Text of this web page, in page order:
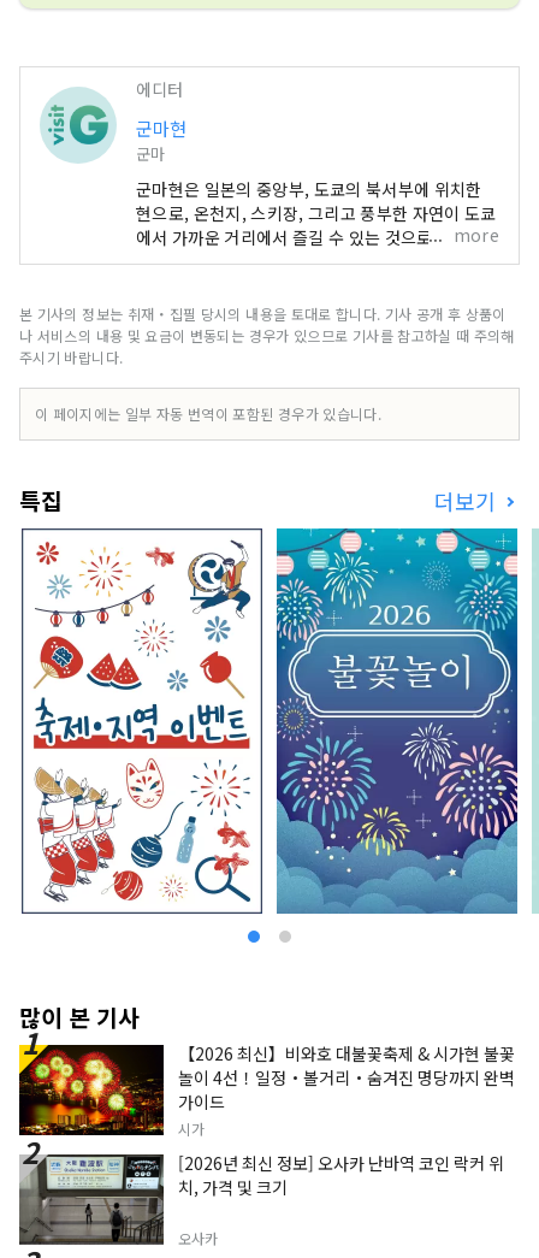
에디터
군마현
군마
군마현은 일본의 중앙부, 도쿄의 북서부에 위치한
현으로, 온천지, 스키장, 그리고 풍부한 자연이 도쿄
에서 가까운 거리에서 즐길 수 있는 것으로 알려져
있습니다. 에 둘러싸인 매력적인 온천지가 포인트
내고 싶은 분이나 아웃도어 액티비티를 즐기고 기분
전환을 하고 싶은 분에게 최적입니다. 합니다. 도쿄
길 수 있지만, 여러일 체류로 보다 군마의 매력에 잠
길 수 있습니다.
more
본 기사의 정보는 취재・집필 당시의 내용을 토대로 합니다. 기사 공개 후 상품이
나 서비스의 내용 및 요금이 변동되는 경우가 있으므로 기사를 참고하실 때 주의해
주시기 바랍니다.
이 페이지에는 일부 자동 번역이 포함된 경우가 있습니다.
특집 더보기
많이 본 기사
【2026 최신】비와호 대불꽃축제 & 시가현 불꽃
놀이 4선！일정・볼거리・숨겨진 명당까지 완벽
가이드
시가
[2026년 최신 정보] 오사카 난바역 코인 락커 위
치, 가격 및 크기
오사카